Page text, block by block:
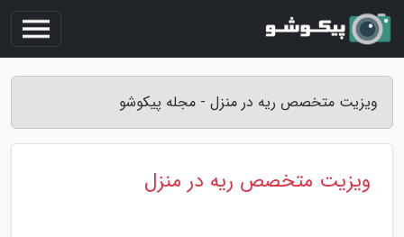
ویزیت متخصص ریه در منزل - مجله پیکوشو
ویزیت متخصص ریه در منزل